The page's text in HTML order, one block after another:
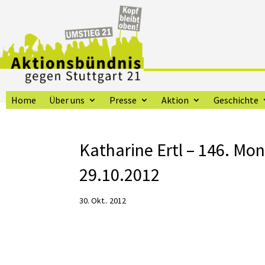
Home Über uns Presse Aktion Geschichte
Katharine Ertl – 146.
29.10.2012
30. Okt.. 2012